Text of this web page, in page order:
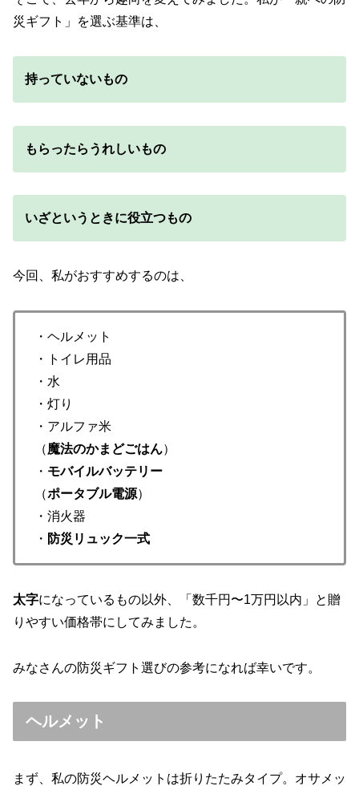
災ギフト」を選ぶ基準は、
持っていないもの
もらったらうれしいもの
いざというときに役立つもの
今回、私がおすすめするのは、
・ヘルメット
・トイレ用品
・水
・灯り
・アルファ米
（魔法のかまどごはん）
・ モバイルバッテリー
（ポータブル電源）
・消火器
・ 防災リュック一式
太字になっているもの以外、「数千円〜1万円以内」と贈
りやすい価格帯にしてみました。
みなさんの防災ギフト選びの参考になれば幸いです。
ヘルメット
まず、私の防災ヘルメットは折りたたみタイプ。オサメッ